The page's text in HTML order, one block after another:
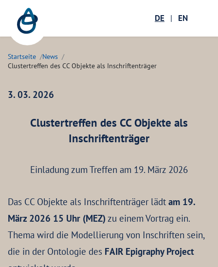
Zum Hauptinhalt springen
DE | EN
Startseite
News
Clustertreffen des CC Objekte als Inschriftenträger
3. 03. 2026
Clustertreffen des CC Objekte als
Inschriftenträger
Einladung zum Treffen am 19. März 2026
Das CC Objekte als Inschriftenträger lädt am 19.
März 2026 15 Uhr (MEZ) zu einem Vortrag ein.
Thema wird die Modellierung von Inschriften sein,
die in der Ontologie des FAIR Epigraphy Project